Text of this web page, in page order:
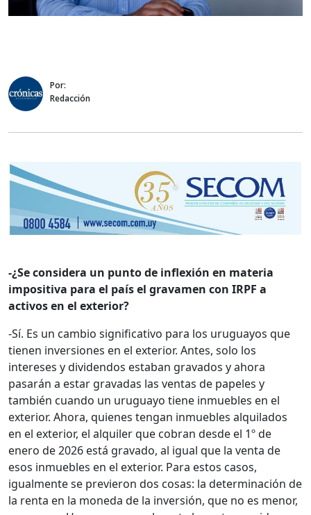
Por:
Redacción
-¿Se considera un punto de inflexión en materia
impositiva para el país el gravamen con IRPF a
activos en el exterior?
-Sí. Es un cambio significativo para los uruguayos que
tienen inversiones en el exterior. Antes, solo los
intereses y dividendos estaban gravados y ahora
pasarán a estar gravadas las ventas de papeles y
también cuando un uruguayo tiene inmuebles en el
exterior. Ahora, quienes tengan inmuebles alquilados
en el exterior, el alquiler que cobran desde el 1º de
enero de 2026 está gravado, al igual que la venta de
esos inmuebles en el exterior. Para estos casos,
igualmente se previeron dos cosas: la determinación de
la renta en la moneda de la inversión, que no es menor,